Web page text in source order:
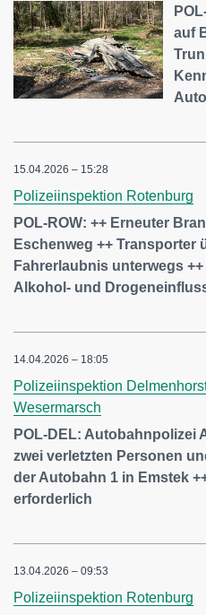
auf
15.04.2026 – 15:28
Polizeiinspektion Rotenburg
POL-ROW: ++ Erneuter
Eschenweg ++ Transporter
Fahrerlaubnis unterwegs
Alkohol- und
14.04.2026 – 18:05
Polizeiinspektion
Wesermarsch
POL-DEL: Autobahnpolizei
zwei verletzten Personen
der Autobahn 1 in Emstek
erforderlich
13.04.2026 – 09:53
Polizeiinspektion Rotenburg